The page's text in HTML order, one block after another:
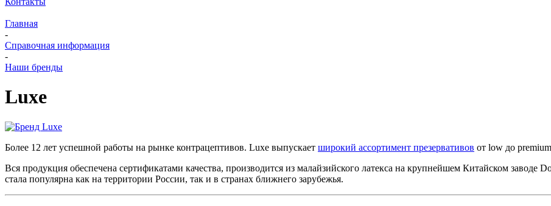
Главная
-
Справочная информация
-
Наши бренды
Luxe
Более 12 лет успешной работы на рынке контрацептивов. Luxе выпускает широкий ассортимент презервативов от low до
Вся продукция обеспечена сертификатами качества, производится из малайзийского латекса на крупнейшем Китайском заводе
стала популярна как на территории России, так и в странах ближнего зарубежья.